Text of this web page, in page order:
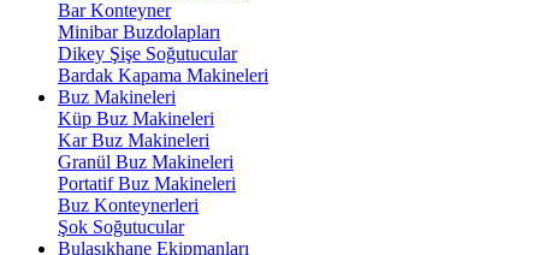
Bar Konteyner
Minibar Buzdolapları
Dikey Şişe Soğutucular
Bardak Kapama Makineleri
Buz Makineleri
Küp Buz Makineleri
Kar Buz Makineleri
Granül Buz Makineleri
Portatif Buz Makineleri
Buz Konteynerleri
Şok Soğutucular
Bulaşıkhane Ekipmanları